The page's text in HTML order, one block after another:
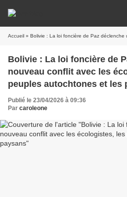
Accueil » Bolivie : La loi foncière de Paz déclenche un nouveau conflit
Bolivie : La loi foncière de
nouveau conflit avec les
peuples autochtones et les
Publié le 23/04/2026 à 09:36
Par caroleone